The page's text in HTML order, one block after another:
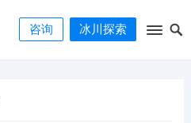
咨询 冰川探索